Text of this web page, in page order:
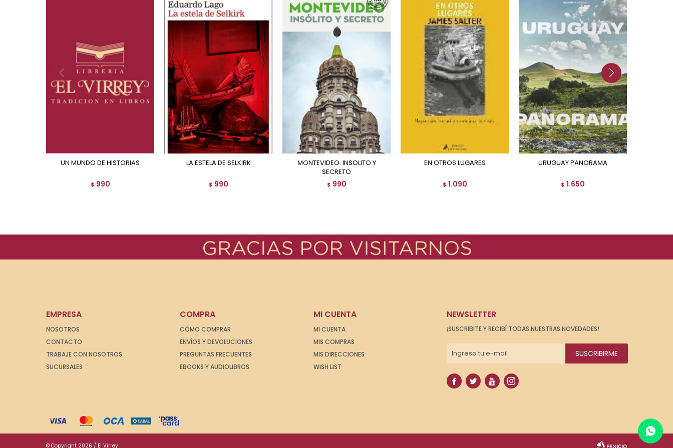
UN MUNDO DE HISTORIAS
$ 990
LA ESTELA DE SELKIRK
$ 990
MONTEVIDEO. INSOLITO Y
SECRETO
$ 990
EN OTROS LUGARES
$ 1.090
URUGUAY PANORAMA
$ 1.650
EMPRESA
NOSOTROS
CONTACTO
TRABAJE CON NOSOTROS
SUCURSALES
COMPRA
CÓMO COMPRAR
ENVÍOS Y DEVOLUCIONES
PREGUNTAS FRECUENTES
EBOOKS Y AUDIOLIBROS
MI CUENTA
MI CUENTA
MIS COMPRAS
MIS DIRECCIONES
WISH LIST
NEWSLETTER
¡SUSCRIBITE Y RECIBÍ TODAS NUESTRAS NOVEDADES!
SUSCRIBIRME
   
© Copyright 2026 / El Virrey